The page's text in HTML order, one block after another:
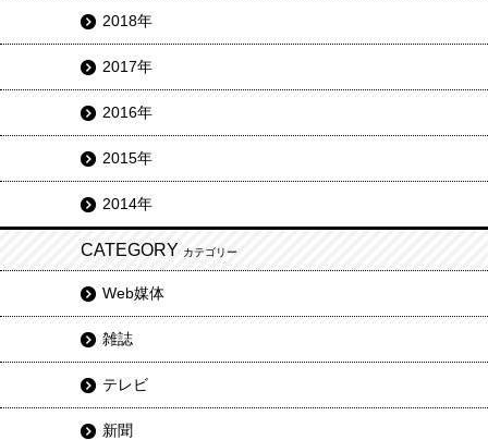
2018年
2017年
2016年
2015年
2014年
CATEGORY カテゴリー
Web媒体
雑誌
テレビ
新聞